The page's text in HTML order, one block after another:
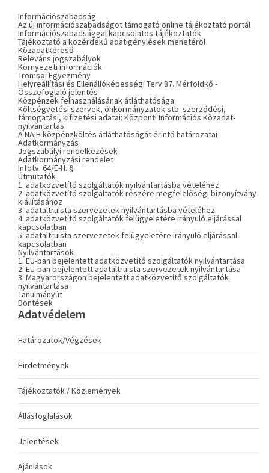
Információszabadság
Az új információszabadságot támogató online tájékoztató portál
Információszabadsággal kapcsolatos tájékoztatók
Tájékoztató a közérdekű adatigénylések menetéről
Közadatkereső
Releváns jogszabályok
Környezeti információk
Tromsøi Egyezmény
Helyreállítási és Ellenállóképességi Terv 87. Mérföldkő -
Összefoglaló jelentés
Közpénzek felhasználásának átláthatósága
Költségvetési szervek, önkormányzatok stb. szerződési,
támogatási, kifizetési adatai: Központi Információs Közadat-
nyilvántartás
A NAIH közpénzköltés átláthatóságát érintő határozatai
Adatkormányzás
Jogszabályi rendelkezések
Adatkormányzási rendelet
Infotv. 64/E-H. §
Útmutatók
1. adatközvetítő szolgáltatók nyilvántartásba vételéhez
2. adatközvetítő szolgáltatók részére megfelelőségi bizonyítvány
kiállításához
3. adataltruista szervezetek nyilvántartásba vételéhez
4. adatközvetítő szolgáltatók felügyeletére irányuló eljárással
kapcsolatban
5. adataltruista szervezetek felügyeletére irányuló eljárással
kapcsolatban
Nyilvántartások
1. EU-ban bejelentett adatközvetítő szolgáltatók nyilvántartása
2. EU-ban bejelentett adataltruista szervezetek nyilvántartása
3. Magyarországon bejelentett adatközvetítő szolgáltatók
nyilvántartása
Tanulmányút
Döntések
Adatvédelem
Határozatok/Végzések
Hirdetmények
Tájékoztatók / Közlemények
Állásfoglalások
Jelentések
Ajánlások